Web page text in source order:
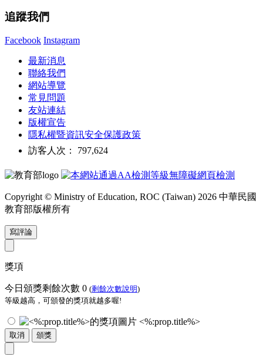
追蹤我們
Facebook Instagram
最新消息
聯絡我們
網站導覽
常見問題
友站連結
版權宣告
隱私權暨資訊安全保護政策
訪客人次： 797,624
Copyright © Ministry of Education, ROC (Taiwan) 2026 中華民國
教育部版權所有
寫評論
獎項
今日頒獎剩餘次數 0 (剩餘次數說明)
等級越高，可頒發的獎項就越多喔!
<%:prop.title%>
取消 頒獎